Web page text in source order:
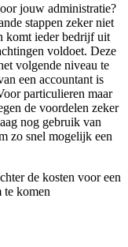
jouw administratie?
stappen zeker niet
komt ieder bedrijf uit
voldoet. Deze
volgende niveau te
een accountant is
particulieren maar
de voordelen zeker
nog gebruik van
zo snel mogelijk een
de kosten voor een
te komen